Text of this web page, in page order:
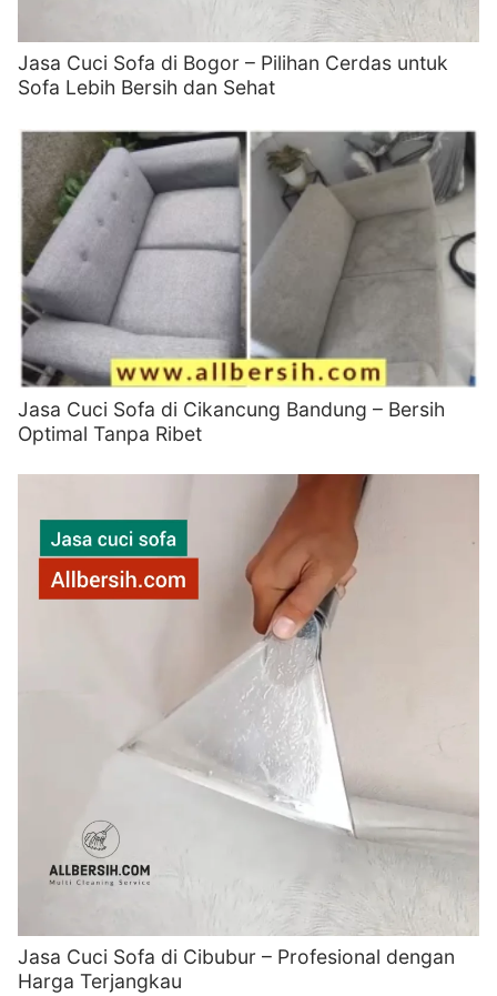
Jasa Cuci Sofa di Bogor – Pilihan Cerdas untuk
Sofa Lebih Bersih dan Sehat
Jasa Cuci Sofa di Cikancung Bandung – Bersih
Optimal Tanpa Ribet
Jasa Cuci Sofa di Cibubur – Profesional dengan
Harga Terjangkau